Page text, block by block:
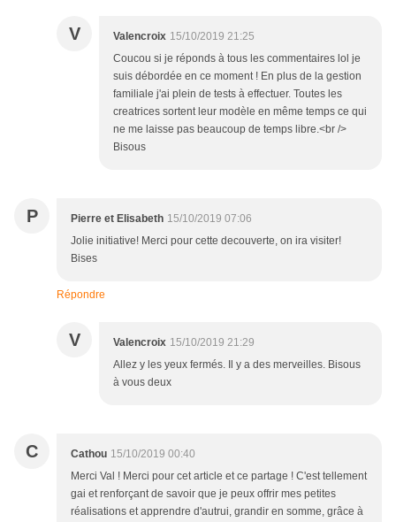
V Valencroix 15/10/2019 21:25
Coucou si je réponds à tous les commentaires lol je
suis débordée en ce moment ! En plus de la gestion
familiale j'ai plein de tests à effectuer. Toutes les
creatrices sortent leur modèle en même temps ce qui
ne me laisse pas beaucoup de temps libre.<br />
Bisous
P Pierre et Elisabeth 15/10/2019 07:06
Jolie initiative! Merci pour cette decouverte, on ira visiter!
Bises
Répondre
V Valencroix 15/10/2019 21:29
Allez y les yeux fermés. Il y a des merveilles. Bisous
à vous deux
C Cathou 15/10/2019 00:40
Merci Val ! Merci pour cet article et ce partage ! C'est tellement
gai et renforçant de savoir que je peux offrir mes petites
réalisations et apprendre d'autrui, grandir en somme, grâce à